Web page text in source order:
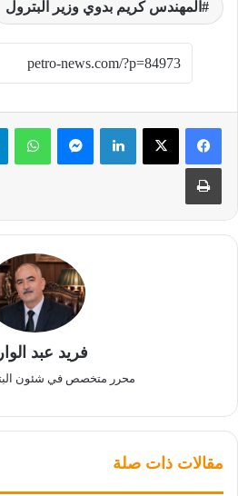
المهندس كريم بدوي وزير البترول
لينكدإن ماسنجر
طباعة
فريد عبد
محرر متخصص في شئون
مقالات ذات صلة